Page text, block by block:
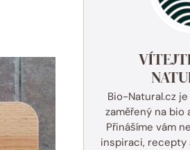
Bio-Natural.cz
zaměřený na bio
Přinášíme vám
inspiraci, recepty